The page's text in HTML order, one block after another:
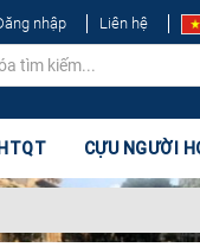
nhập Liên hệ
CỰU NGƯỜI